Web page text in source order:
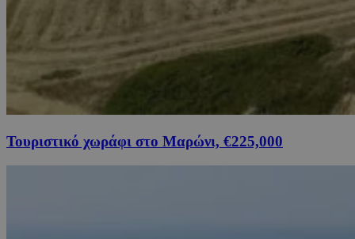
Τουριστικό χωράφι στο Μαρώνι, €225,000